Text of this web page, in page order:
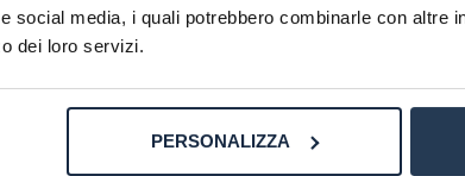
social media, i quali potrebbero combinarle con altre
dei loro servizi.
PERSONALIZZA